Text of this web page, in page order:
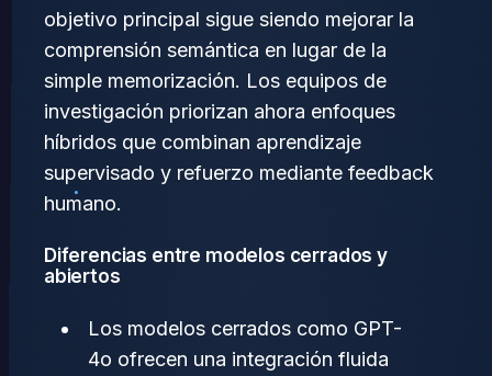
objetivo principal sigue siendo mejorar la
comprensión semántica en lugar de la
simple memorización. Los equipos de
investigación priorizan ahora enfoques
híbridos que combinan aprendizaje
supervisado y refuerzo mediante feedback
humano.
Diferencias entre modelos cerrados y
abiertos
Los modelos cerrados como GPT-
4o ofrecen una integración fluida